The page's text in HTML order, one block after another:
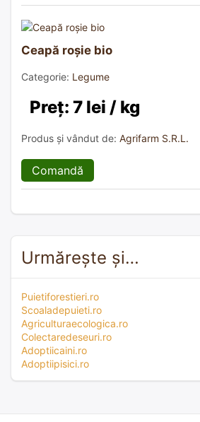
Ceapă roșie bio
Categorie: Legume
Preț: 7 lei / kg
Produs și vândut de: Agrifarm S.R.L.
Comandă
Urmărește și…
Puietiforestieri.ro
Scoaladepuieti.ro
Agriculturaecologica.ro
Colectaredeseuri.ro
Adoptiicaini.ro
Adoptiipisici.ro